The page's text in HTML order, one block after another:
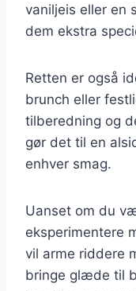
vaniljeis eller en
dem ekstra
Retten er også
brunch eller
tilberedning og
gør det til en
enhver smag.
Uanset om du
eksperimentere
vil arme riddere
bringe glæde til